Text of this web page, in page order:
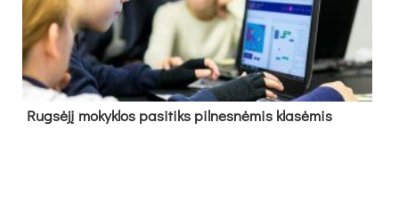
Rug­sė­jį mo­kyk­los pa­si­tiks pil­nes­nė­mis kla­sė­mis